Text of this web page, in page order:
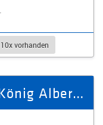
10x vorhanden
Rendezvous im Hotel König Albert für 2 Personen in der Suite